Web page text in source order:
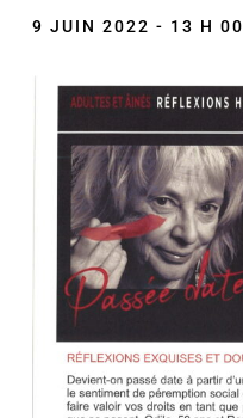
9 JUIN 2022 - 13 H 00